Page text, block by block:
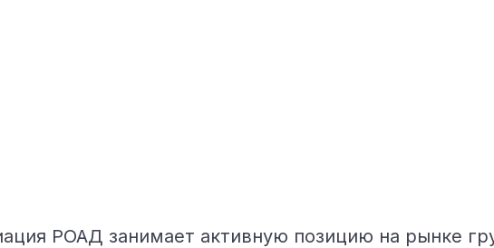
РОАД занимает активную позицию на рынке